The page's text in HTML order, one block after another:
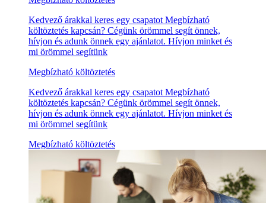
Kedvező árakkal keres egy csapatot Megbízható
költöztetés kapcsán? Cégünk örömmel segít önnek,
hívjon és adunk önnek egy ajánlatot. Hívjon minket és
mi örömmel segítünk
Megbízható költöztetés
Kedvező árakkal keres egy csapatot Megbízható
költöztetés kapcsán? Cégünk örömmel segít önnek,
hívjon és adunk önnek egy ajánlatot. Hívjon minket és
mi örömmel segítünk
Megbízható költöztetés